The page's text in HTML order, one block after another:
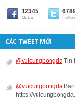
12345
Subs.
CÁC TWEET MỚI
@vuicungbongda Tin
@vuicungbongda
https://